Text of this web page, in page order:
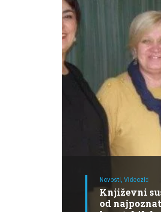
Novosti, Videozid
Književni
od